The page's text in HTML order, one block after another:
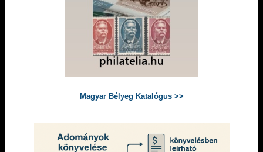
Magyar Bélyeg Katalógus >>